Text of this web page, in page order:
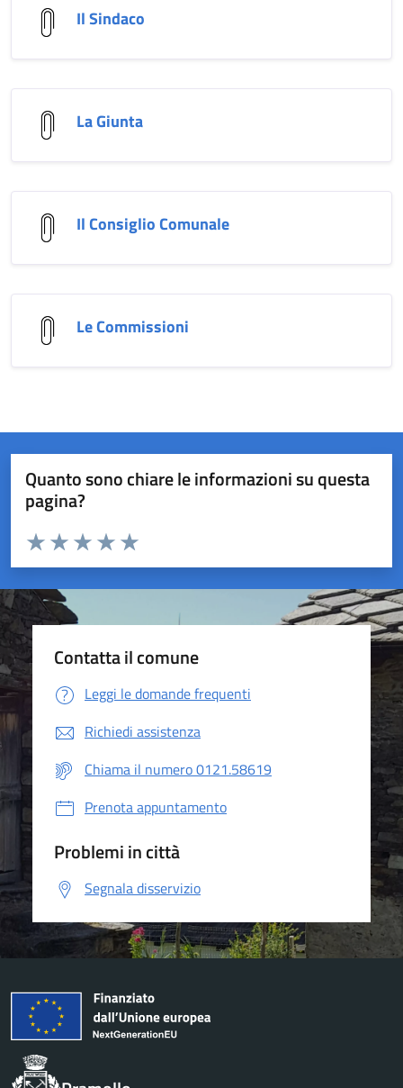
Il Sindaco
La Giunta
Il Consiglio Comunale
Le Commissioni
Quanto sono chiare le informazioni su questa
pagina?
Valuta da 1 a 5 stelle la pagina
Valuta 5 stelle su 5
Valuta 4 stelle su 5
Valuta 3 stelle su 5
Valuta 2 stelle su 5
Valuta 1 stelle su 5
Contatta il comune
Leggi le domande frequenti
Richiedi assistenza
Chiama il numero 0121.58619
Prenota appuntamento
Problemi in città
Segnala disservizio